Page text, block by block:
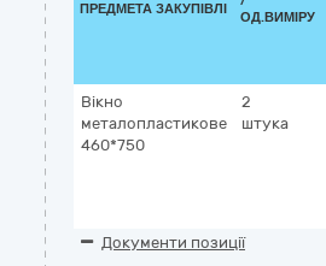
ПРЕДМЕТА ЗАКУПІВЛІ
ОД.ВИМІРУ
Вікно
металопластикове
460*750
2
штука
Документи позиції